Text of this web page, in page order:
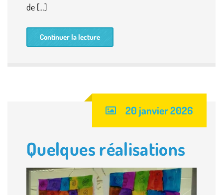
de […]
Continuer la lecture
20 janvier 2026
Quelques réalisations